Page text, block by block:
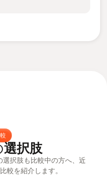
選択肢
択肢も比較中の方へ、近
較を紹介します。